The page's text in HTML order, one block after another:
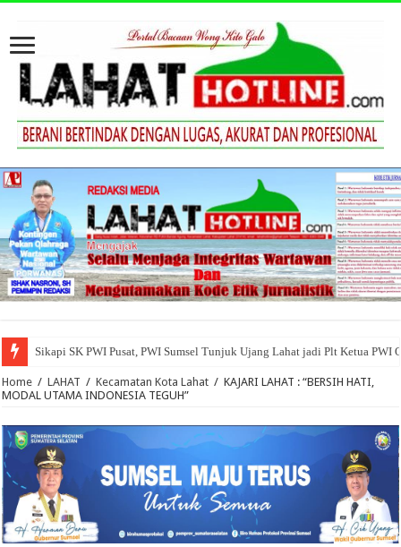
Sikapi SK PWI Pusat, PWI Sumsel Tunjuk Ujang Lahat jadi Plt Ketua PWI
Home / LAHAT / Kecamatan Kota Lahat / KAJARI LAHAT : “BERSIH HATI,
MODAL UTAMA INDONESIA TEGUH”